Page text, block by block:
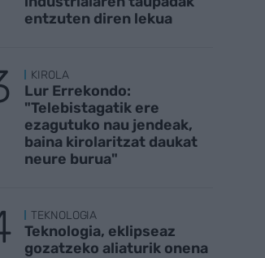
entzuten diren lekua
KIROLA
Lur Errekondo:
"Telebistagatik ere
ezagutuko nau jendeak,
baina kirolaritzat daukat
neure burua"
TEKNOLOGIA
Teknologia, eklipseaz
gozatzeko aliaturik onena